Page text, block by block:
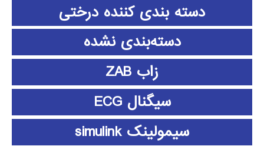
دسته بندی کننده درختی
دسته‌بندی نشده
زاب ZAB
سیگنال ECG
سیمولینک simulink